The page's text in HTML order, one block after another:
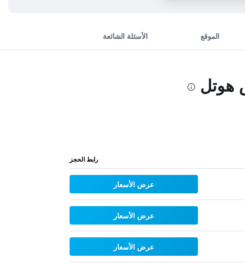
الموقع الأسئلة الشائعة
هوتل
رابط الحجز
عرض الأسعار
عرض الأسعار
عرض الأسعار